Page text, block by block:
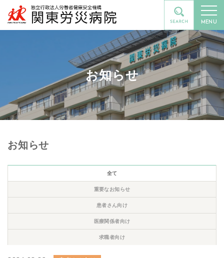
MENU
お知らせ
お知らせ
全て
重要なお知らせ
患者さん向け
医療関係者向け
求職者向け